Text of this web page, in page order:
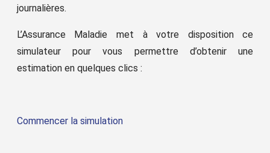
journalières.
L’Assurance Maladie met à votre disposition ce
simulateur pour vous permettre d’obtenir une
estimation en quelques clics :
Commencer la simulation